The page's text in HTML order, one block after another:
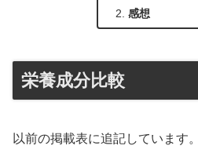
感想
栄養成分比較
以前の掲載表に追記しています。